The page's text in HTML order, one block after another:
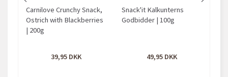
Carnilove Crunchy Snack,
Ostrich with Blackberries
| 200g
39,95
Snack'it Kalkunterns
Godbidder | 100g
49,95